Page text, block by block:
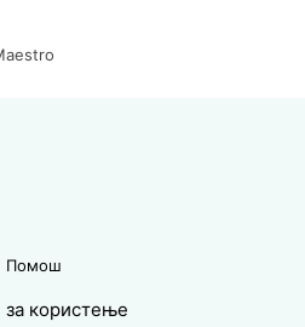
Помош
за користење